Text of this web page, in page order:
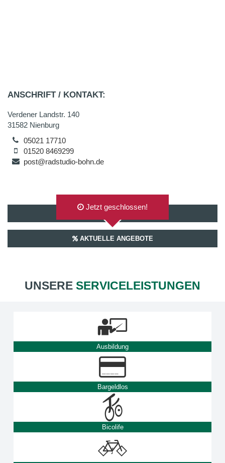
ANSCHRIFT / KONTAKT:
Verdener Landstr. 140
31582 Nienburg
05021 17710
01520 8469299
post@radstudio-bohn.de
AUF GOOGLEMAPS ANZEIGEN
Jetzt geschlossen!
AKTUELLE ANGEBOTE
UNSERE SERVICELEISTUNGEN
Ausbildung
Bargeldlos
Bicolife